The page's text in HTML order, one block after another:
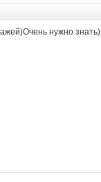
нужно знать)